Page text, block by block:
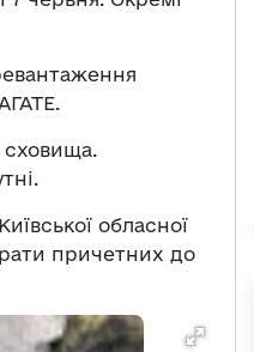
обласної
причетних до